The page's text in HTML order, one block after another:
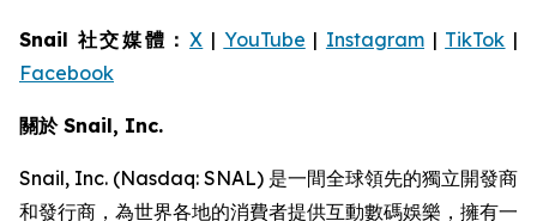
Snail 社交媒體：X | YouTube | Instagram| TikTok |
Facebook
關於 Snail, Inc.
Snail, Inc. (Nasdaq: SNAL) 是一間全球領先的獨立開發商
和發行商，為世界各地的消費者提供互動數碼娛樂，擁有一